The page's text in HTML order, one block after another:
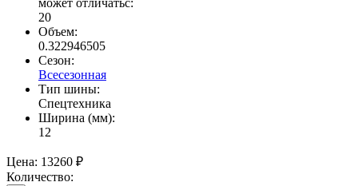
может отличатьс:
20
Объем:
0.322946505
Сезон:
Всесезонная
Тип шины:
Спецтехника
Ширина (мм):
12
Цена: 13260 ₽
Количество: